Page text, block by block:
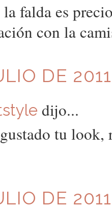
falda es
con la
DE
dijo...
tu
DE